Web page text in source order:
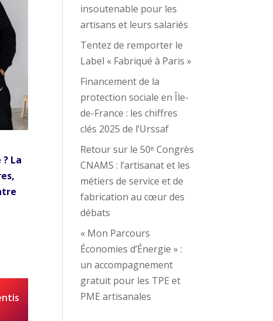
La
insoutenable pour les
artisans et leurs salariés
Tentez de remporter le
Label « Fabriqué à Paris »
Financement de la
protection sociale en Île-
de-France : les chiffres
clés 2025 de l’Urssaf
Retour sur le 50ᵉ Congrès
CNAMS : l’artisanat et les
métiers de service et de
fabrication au cœur des
débats
« Mon Parcours
Économies d’Énergie » :
un accompagnement
gratuit pour les TPE et
PME artisanales